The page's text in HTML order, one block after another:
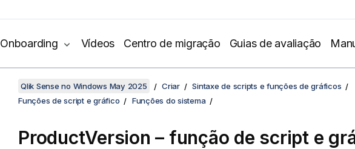
Onboarding Vídeos Centro de migração Guias de avaliação
Qlik Sense no Windows May 2025 Criar
Sintaxe de scripts e funções de gráficos
Funções de script e gráfico
Funções do sistema
ProductVersion – função de script e